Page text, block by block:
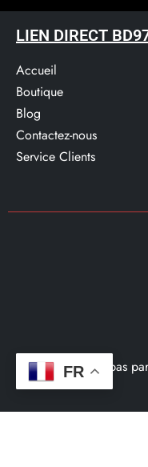
LIEN DIRECT
Accueil
Boutique
Blog
Contactez-nous
Service Clients​
Ce site ne fait pas
FR